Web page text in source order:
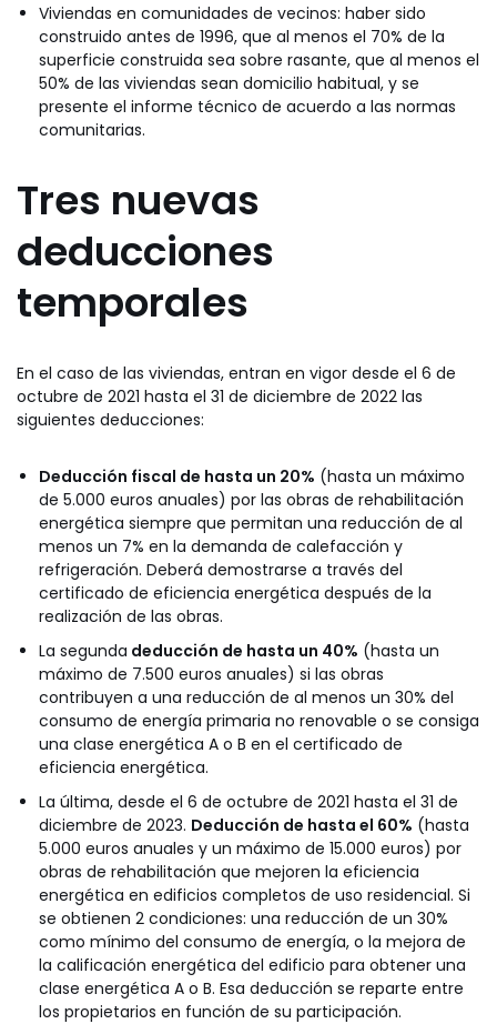
Viviendas en comunidades de vecinos: haber sido
construido antes de 1996, que al menos el 70% de la
superficie construida sea sobre rasante, que al menos el
50% de las viviendas sean domicilio habitual, y se
presente el informe técnico de acuerdo a las normas
comunitarias.
Tres nuevas
deducciones
temporales
En el caso de las viviendas, entran en vigor desde el 6 de
octubre de 2021 hasta el 31 de diciembre de 2022 las
siguientes deducciones:
Deducción fiscal de hasta un 20% (hasta un máximo
de 5.000 euros anuales) por las obras de rehabilitación
energética siempre que permitan una reducción de al
menos un 7% en la demanda de calefacción y
refrigeración. Deberá demostrarse a través del
certificado de eficiencia energética después de la
realización de las obras.
La segunda deducción de hasta un 40% (hasta un
máximo de 7.500 euros anuales) si las obras
contribuyen a una reducción de al menos un 30% del
consumo de energía primaria no renovable o se consiga
una clase energética A o B en el certificado de
eficiencia energética.
La última, desde el 6 de octubre de 2021 hasta el 31 de
diciembre de 2023. Deducción de hasta el 60% (hasta
5.000 euros anuales y un máximo de 15.000 euros) por
obras de rehabilitación que mejoren la eficiencia
energética en edificios completos de uso residencial. Si
se obtienen 2 condiciones: una reducción de un 30%
como mínimo del consumo de energía, o la mejora de
la calificación energética del edificio para obtener una
clase energética A o B. Esa deducción se reparte entre
los propietarios en función de su participación.